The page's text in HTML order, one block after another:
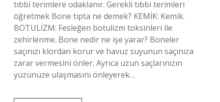
tıbbi terimlere odaklanır. Gerekli tıbbi terimleri
öğretmek Bone tıpta ne demek? KEMİK: Kemik.
BOTULİZM: Fesleğen botulizm toksinleri ile
zehirlenme. Bone nedir ne işe yarar? Boneler
saçınızı klordan korur ve havuz suyunun saçınıza
zarar vermesini önler. Ayrıca uzun saçlarınızın
yüzünüze ulaşmasını önleyerek…